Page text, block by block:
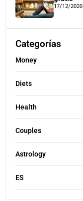
17/12/2020
Categorías
Money
Diets
Health
Couples
Astrology
ES